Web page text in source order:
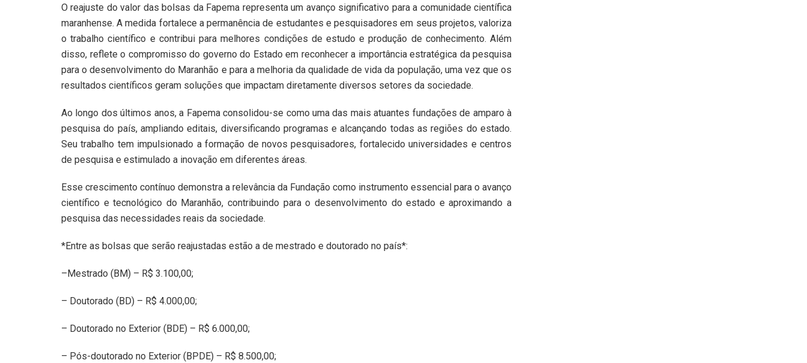
O reajuste do valor das bolsas da Fapema representa um avanço significativo para a comunidade científica
maranhense. A medida fortalece a permanência de estudantes e pesquisadores em seus projetos, valoriza
o trabalho científico e contribui para melhores condições de estudo e produção de conhecimento. Além
disso, reflete o compromisso do governo do Estado em reconhecer a importância estratégica da pesquisa
para o desenvolvimento do Maranhão e para a melhoria da qualidade de vida da população, uma vez que os
resultados científicos geram soluções que impactam diretamente diversos setores da sociedade.
Ao longo dos últimos anos, a Fapema consolidou-se como uma das mais atuantes fundações de amparo à
pesquisa do país, ampliando editais, diversificando programas e alcançando todas as regiões do estado.
Seu trabalho tem impulsionado a formação de novos pesquisadores, fortalecido universidades e centros
de pesquisa e estimulado a inovação em diferentes áreas.
Esse crescimento contínuo demonstra a relevância da Fundação como instrumento essencial para o avanço
científico e tecnológico do Maranhão, contribuindo para o desenvolvimento do estado e aproximando a
pesquisa das necessidades reais da sociedade.
*Entre as bolsas que serão reajustadas estão a de mestrado e doutorado no país*:
–Mestrado (BM) – R$ 3.100,00;
– Doutorado (BD) – R$ 4.000,00;
– Doutorado no Exterior (BDE) – R$ 6.000,00;
– Pós-doutorado no Exterior (BPDE) – R$ 8.500,00;